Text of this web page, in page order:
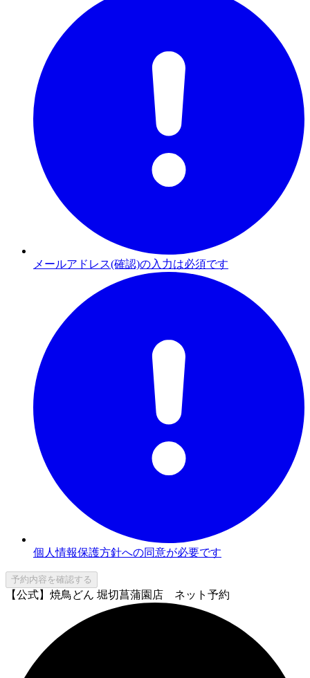
メールアドレス(確認)の入力は必須です
個人情報保護方針への同意が必要です
予約内容を確認する
【公式】焼鳥どん 堀切菖蒲園店 ネット予約